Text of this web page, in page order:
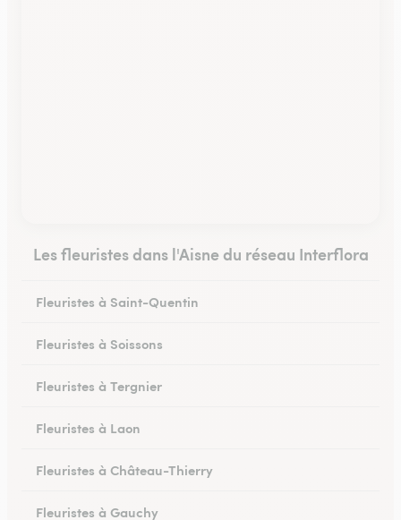
Les fleuristes dans l'Aisne du réseau Interflora
Fleuristes à Saint-Quentin
Fleuristes à Soissons
Fleuristes à Tergnier
Fleuristes à Laon
Fleuristes à Château-Thierry
Fleuristes à Gauchy